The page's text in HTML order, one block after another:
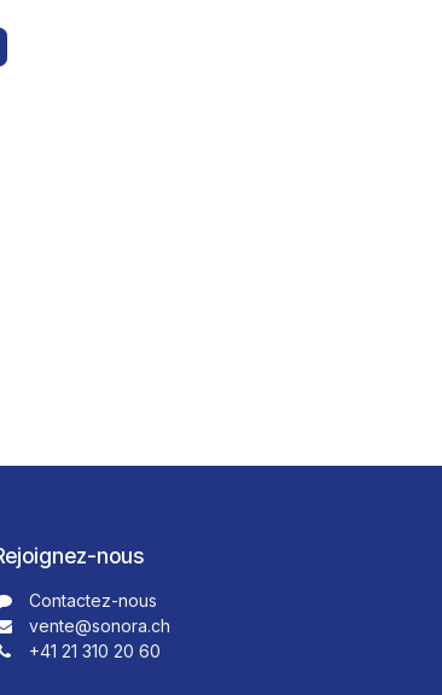
nous
Contactez-nous​​
vente@sonora.ch
+41 21 310 20 60